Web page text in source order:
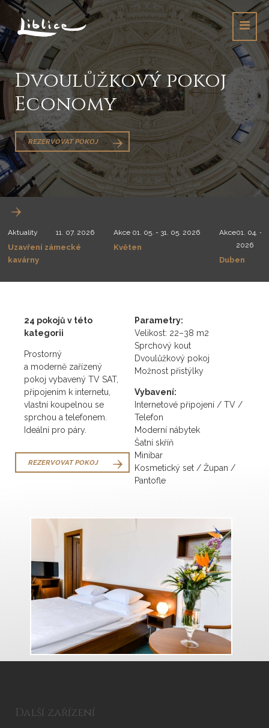
Dvoulůžkový pokoj
Economy
REZERVOVAT POKOJ
Aktuality 11. 07. 2026
Uzavření zámecké
kavárny
Akce 01. 05. - 31. 05. 2026
Květen
Akce01. 04. -
2026
Duben
24 pokojů v této
kategorii
Prostorný
a moderně zařízený
pokoj vybavený TV SAT,
připojením k internetu,
vlastní koupelnou se
sprchou a telefonem.
Ideální pro páry.
REZERVOVAT POKOJ
Parametry:
Velikost: 22–38 m2
Sprchový kout
Dvoulůžkový pokoj
Možnost přistýlky
Vybavení:
Internetové připojení / TV /
Telefon
Moderní nábytek
Šatní skříň
Minibar
Kosmetický set / Župan /
Pantofle
Další zařízení